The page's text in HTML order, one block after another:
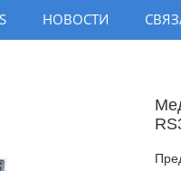
НОВОСТИ